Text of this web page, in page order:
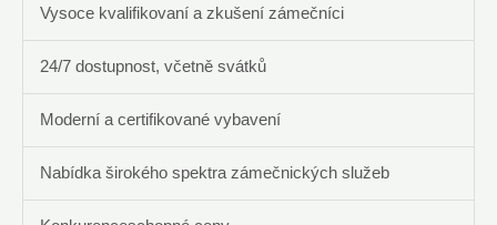
Vysoce kvalifikovaní a zkušení zámečníci
24/7 dostupnost, včetně svátků
Moderní a certifikované vybavení
Nabídka širokého spektra zámečnických služeb